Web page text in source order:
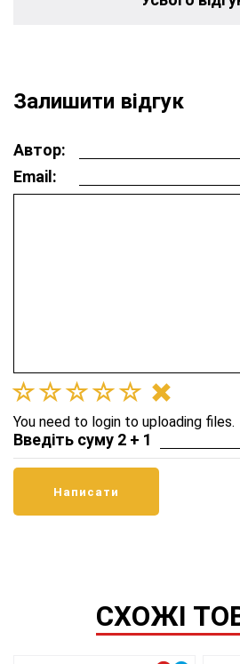
Залишити відгук
Автор:
Email:
You need to login to uploading files.
Введіть суму 2 + 1
СХОЖІ